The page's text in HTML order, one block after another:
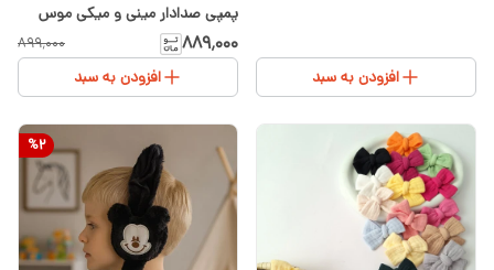
افزودن به سبد
پمپی صدادار مینی و میکی موس
سفید و مشکی و قرمزدخترانه
وارداتی فری سایز ۲ تا ۷سال
۸۸۹٬۰۰۰ ۸۹۹٬۰۰۰
افزودن به سبد
%2